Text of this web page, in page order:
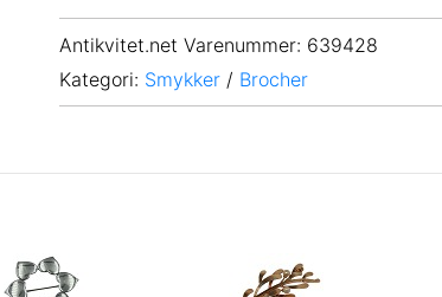
Antikvitet.net Varenummer: 639428
Kategori: Smykker / Brocher